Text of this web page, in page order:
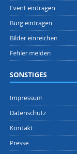
Event eintragen
Burg eintragen
Bilder einreichen
Fehler melden
SONSTIGES
Impressum
Datenschutz
Kontakt
Presse